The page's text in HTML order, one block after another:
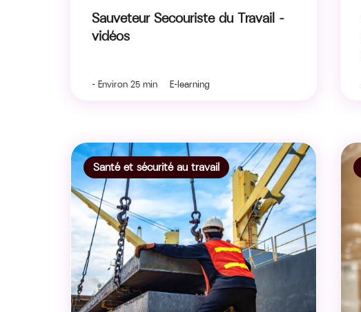
Sauveteur Secouriste du Travail –
vidéos
- Environ 25 min E-learning
Santé et sécurité au travail